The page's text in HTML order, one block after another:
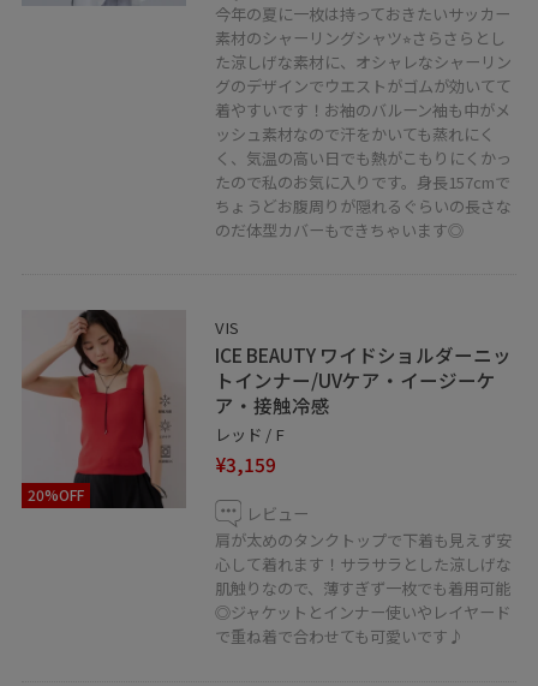
※もしよろしければお気に入り登録や、
フォローなどもしていただけると嬉しいです！
どうぞよろしくお願いします＊
Instagramも更新しているのでよかったらぜひ♪
私の顔写真(パンを食べてる)をタップすると
すぐにスムーズご覧いただけます⭐︎
LINEで在庫のお問い合わせや商品、
コーディネートのご相談など是非お気軽に
お問い合わせくださいませ。
LINEでアトレ大井町VISスタッフにご相談は
【友だち追加】をタップ！！
今年の夏に一枚は持っておきたいサッカー
素材のシャーリングシャツ⭐︎さらさらとし
た涼しげな素材に、オシャレなシャーリン
グのデザインでウエストがゴムが効いてて
着やすいです！お袖のバルーン袖も中がメ
ッシュ素材なので汗をかいても蒸れにく
く、気温の高い日でも熱がこもりにくかっ
たので私のお気に入りです。身長157cmで
ちょうどお腹周りが隠れるぐらいの長さな
のだ体型カバーもできちゃいます◎
20%OFF
VIS
ICE BEAUTY ワイドショルダーニッ
トインナー/UVケア・イージーケ
ア・接触冷感
レッド / F
¥3,159
レビュー
肩が太めのタンクトップで下着も見えず安
心して着れます！サラサラとした涼しげな
肌触りなので、薄すぎず一枚でも着用可能
◎ジャケットとインナー使いやレイヤード
で重ね着で合わせても可愛いです♪